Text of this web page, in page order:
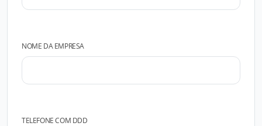
NOME DA EMPRESA
TELEFONE COM DDD